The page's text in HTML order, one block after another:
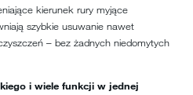
kierunek rury myjące
szybkie usuwanie nawet
– bez żadnych niedomytych
i wiele funkcji w jednej